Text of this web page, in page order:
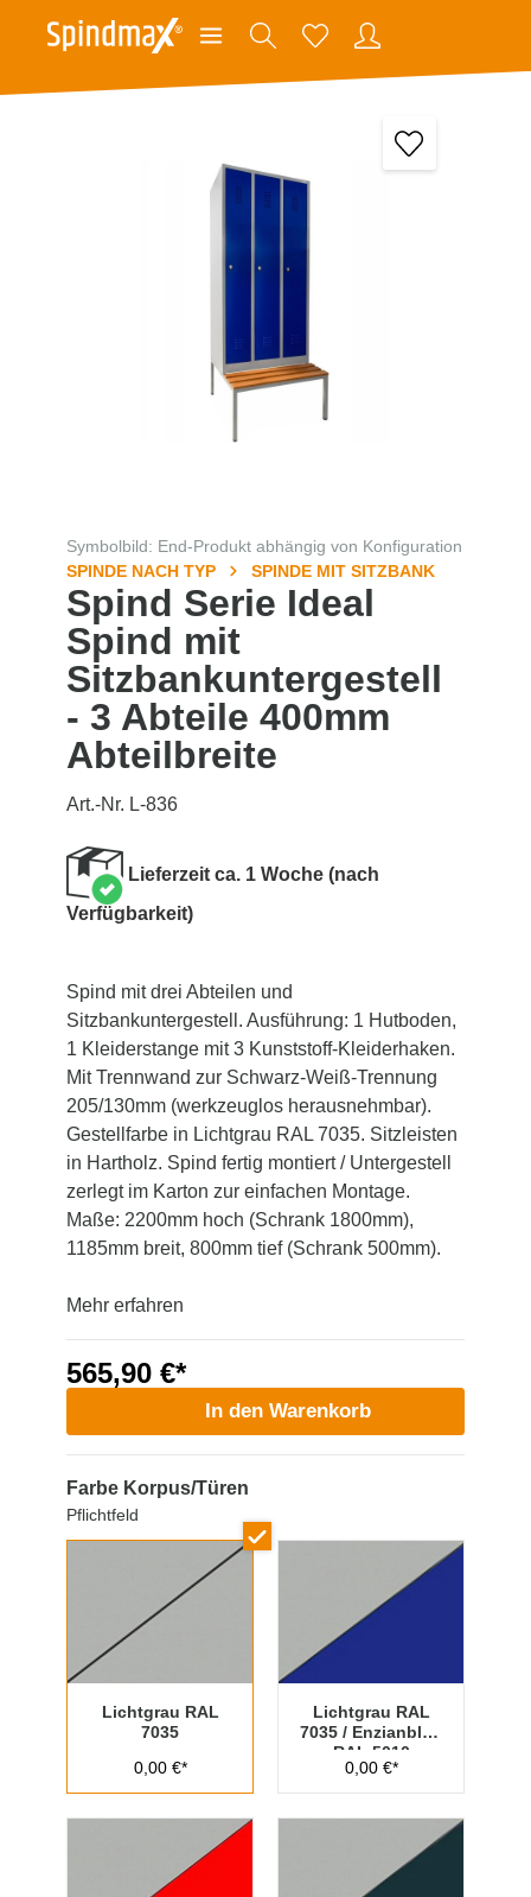
Symbolbild: End-Produkt abhängig von Konfiguration
SPINDE NACH TYP
SPINDE MIT SITZBANK
Spind Serie Ideal
Spind mit
Sitzbankuntergestell
- 3 Abteile 400mm
Abteilbreite
Art.-Nr. L-836
Lieferzeit ca. 1 Woche (nach
Verfügbarkeit)
Spind mit drei Abteilen und
Sitzbankuntergestell. Ausführung: 1 Hutboden,
1 Kleiderstange mit 3 Kunststoff-Kleiderhaken.
Mit Trennwand zur Schwarz-Weiß-Trennung
205/130mm (werkzeuglos herausnehmbar).
Gestellfarbe in Lichtgrau RAL 7035. Sitzleisten
in Hartholz. Spind fertig montiert / Untergestell
zerlegt im Karton zur einfachen Montage.
Maße: 2200mm hoch (Schrank 1800mm),
1185mm breit, 800mm tief (Schrank 500mm).
Mehr erfahren
565,90 €*
In den Warenkorb
Farbe Korpus/Türen
Pflichtfeld
Lichtgrau RAL
7035
0,00 €*
Lichtgrau RAL
7035 / Enzianblau
RAL 5010
0,00 €*